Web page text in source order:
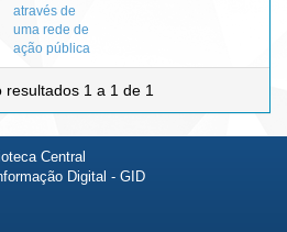
através de
uma rede de
ação pública
resultados 1 a 1 de 1
Central
Digital - GID